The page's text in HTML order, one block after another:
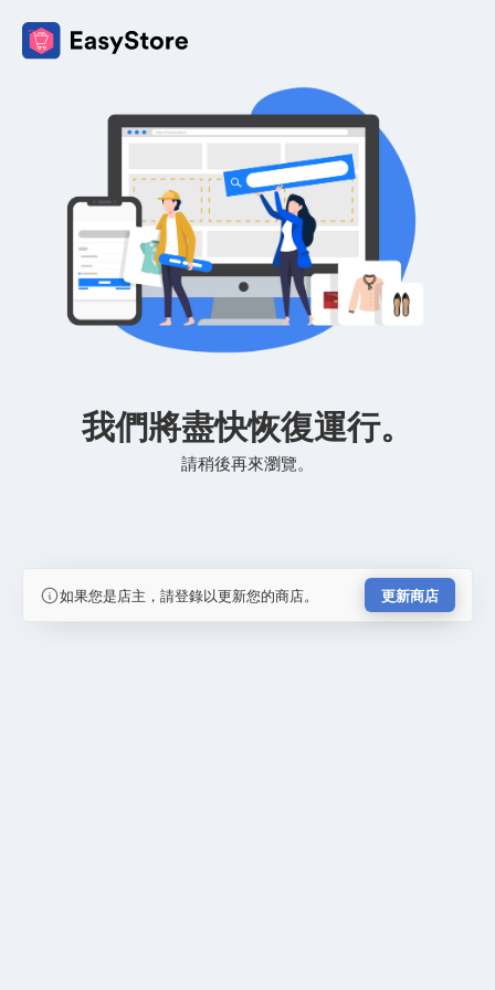
我們將盡快恢復運行。
請稍後再來瀏覽。
如果您是店主，請登錄以更新您的商店。 更新商店